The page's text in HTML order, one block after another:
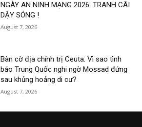
NGÀY AN NINH MẠNG 2026: TRANH CÃI
DẬY SÓNG !
August 7, 2026
Bàn cờ địa chính trị Ceuta: Vì sao tình
báo Trung Quốc nghi ngờ Mossad đứng
sau khủng hoảng di cư?
August 7, 2026